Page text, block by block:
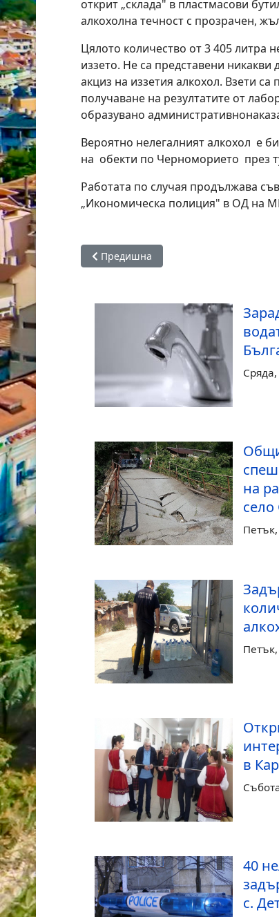
открит „склада" в пластмасови
алкохолна течност с прозрачен,
Цялото количество от 3 405 литра
иззето. Не са представени
акциз на иззетия алкохол. Взети са
получаване на резултатите от
образувано
Вероятно нелегалният алкохол е
на обекти по Черноморието през
Работата по случая продължава
„Икономическа полиция" в ОД на
Предишна статия: Община Карнобат
Предишна
на
в
40
с.